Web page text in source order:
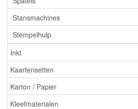
Stansmachines
Stempelhulp
Inkt
Kaartensetten
Karton / Papier
Kleefmaterialen